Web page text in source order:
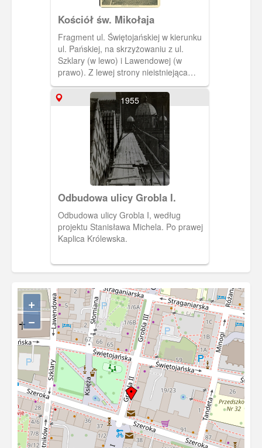
Kościół św. Mikołaja
Fragment ul. Świętojańskiej w kierunku
ul. Pańskiej, na skrzyżowaniu z ul.
Szklary (w lewo) i Lawendowej (w
prawo). Z lewej strony nieistniejąca
kamienica na rogu z ul. Szklary.
1955
Odbudowa ulicy Grobla I.
Odbudowa ulicy Grobla I, według
projektu Stanisława Michela. Po prawej
Kaplica Królewska.
+
−